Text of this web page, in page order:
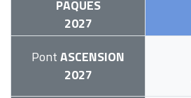
PÂQUES
2027
PontASCENSION
2027